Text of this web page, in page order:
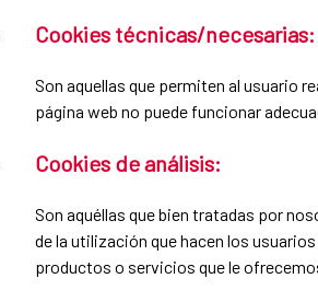
Cookies técnicas/necesarias:
Son aquellas que permiten al usuario
página web no puede funcionar
Cookies de análisis:
Son aquéllas que bien tratadas por
de la utilización que hacen los
productos o servicios que le